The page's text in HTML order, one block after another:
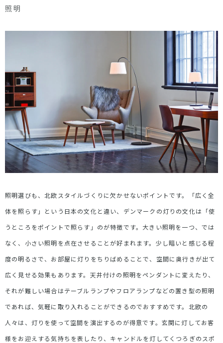
照明
照明選びも、北欧スタイルづくりに欠かせないポイントです。「広く全
体を照らす」という日本の文化と違い、デンマークの灯りの文化は「使
うところをポイントで照らす」のが特徴です。大きい照明を一つ、では
なく、小さい照明を点在させることが好まれます。少し暗いと感じる程
度の明るさで、お部屋に灯りをちりばめることで、空間に奥行きが出て
広く見せる効果もあります。天井付けの照明をペンダントに変えたり、
それが難しい場合はテーブルランプやフロアランプなどの置き型の照明
であれば、気軽に取り入れることができるのでおすすめです。北欧の
人々は、灯りを使って空間を演出するのが得意です。玄関に灯してお客
様をお迎えする気持ちを表したり、キャンドルを灯してくつろぎのスポ